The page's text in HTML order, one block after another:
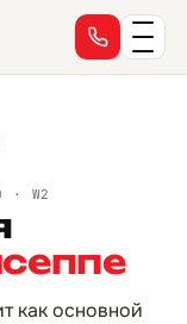
· W2
как основной